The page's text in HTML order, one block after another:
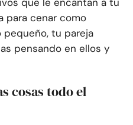
para cenar como
pequeño, tu pareja
pensando en ellos y
cosas todo el